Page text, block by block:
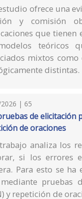
ofrece una
y comisión
que tienen
teóricos
mixtos como
distintas.
| 65
de elicitación
de oraciones
analiza los
si los errores
Para esto se
pruebas
y repetición de